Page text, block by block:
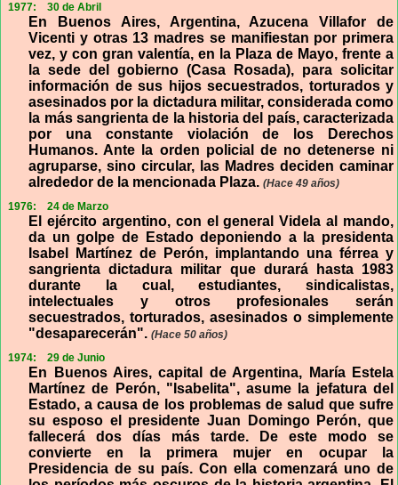
1977:
30 de Abril
En Buenos Aires, Argentina, Azucena Villafor de
Vicenti y otras 13 madres se manifiestan por primera
vez, y con gran valentía, en la Plaza de Mayo, frente a
la sede del gobierno (Casa Rosada), para solicitar
información de sus hijos secuestrados, torturados y
asesinados por la dictadura militar, considerada como
la más sangrienta de la historia del país, caracterizada
por una constante violación de los Derechos
Humanos. Ante la orden policial de no detenerse ni
agruparse, sino circular, las Madres deciden caminar
alrededor de la mencionada Plaza.(Hace 49 años)
1976:
24 de Marzo
El ejército argentino, con el general Videla al mando,
da un golpe de Estado deponiendo a la presidenta
Isabel Martínez de Perón, implantando una férrea y
sangrienta dictadura militar que durará hasta 1983
durante la cual, estudiantes, sindicalistas,
intelectuales y otros profesionales serán
secuestrados, torturados, asesinados o simplemente
"desaparecerán".(Hace 50 años)
1974:
29 de Junio
En Buenos Aires, capital de Argentina, María Estela
Martínez de Perón, "Isabelita", asume la jefatura del
Estado, a causa de los problemas de salud que sufre
su esposo el presidente Juan Domingo Perón, que
fallecerá dos días más tarde. De este modo se
convierte en la primera mujer en ocupar la
Presidencia de su país. Con ella comenzará uno de